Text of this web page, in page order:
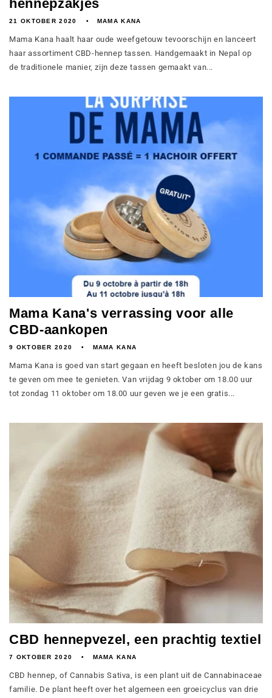
hennepzakjes
21 OKTOBER 2020 MAMA KANA
Mama Kana haalt haar oude weefgetouw tevoorschijn en lanceert
haar assortiment CBD-hennep tassen. Handgemaakt in Nepal op
de traditionele manier, zijn deze tassen gemaakt van...
Mama Kana's verrassing voor alle
CBD-aankopen
9 OKTOBER 2020 MAMA KANA
Mama Kana is goed van start gegaan en heeft besloten jou de kans
te geven om mee te genieten. Van vrijdag 9 oktober om 18.00 uur
tot zondag 11 oktober om 18.00 uur geven we je een gratis...
CBD hennepvezel, een prachtig textiel
7 OKTOBER 2020 MAMA KANA
CBD hennep, of Cannabis Sativa, is een plant uit de Cannabinaceae
familie. De plant heeft over het algemeen een groeicyclus van drie